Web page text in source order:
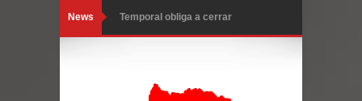
News Temporal obliga a cerrar
Chancho en Talca tras caída de